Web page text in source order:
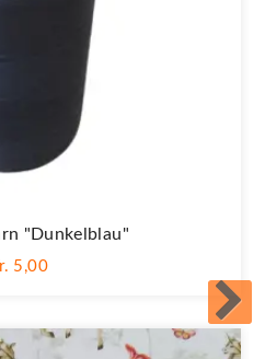
"dunkelblau"
5,00